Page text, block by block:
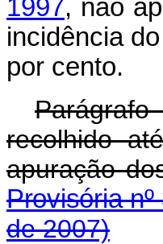
1997, não
incidência
por cento.
recolhido
apuração
Provisória
de 2007)